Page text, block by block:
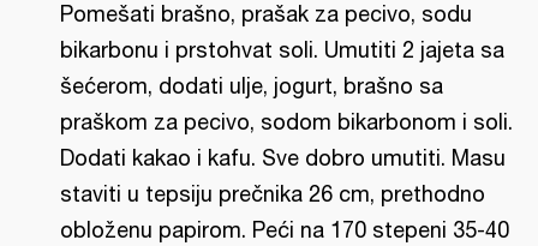
Pomešati brašno, prašak za pecivo, sodu
bikarbonu i prstohvat soli. Umutiti 2 jajeta sa
šećerom, dodati ulje, jogurt, brašno sa
praškom za pecivo, sodom bikarbonom i soli.
Dodati kakao i kafu. Sve dobro umutiti. Masu
staviti u tepsiju prečnika 26 cm, prethodno
obloženu papirom. Peći na 170 stepeni 35-40